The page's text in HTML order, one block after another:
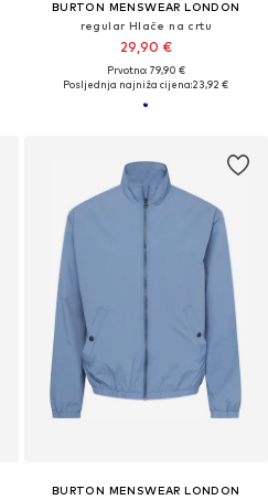
BURTON MENSWEAR LONDON
regular Hlače na crtu
29,90 €
Prvotno: 79,90 €
Posljednja najniža cijena:23,92 €
BURTON MENSWEAR LONDON